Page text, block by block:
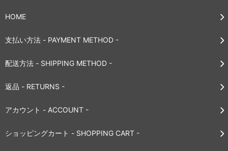
HOME
支払い方法 - PAYMENT METHOD -
配送方法 - SHIPPING METHOD -
返品 - RETURNS -
アカウント - ACCOUNT -
ショッピングカート - SHOPPING CART -